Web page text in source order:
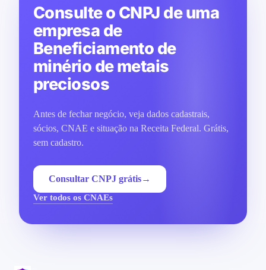
Consulte o CNPJ de uma
empresa de
Beneficiamento de
minério de metais
preciosos
Antes de fechar negócio, veja dados cadastrais,
sócios, CNAE e situação na Receita Federal. Grátis,
sem cadastro.
Consultar CNPJ grátis→
Ver todos os CNAEs